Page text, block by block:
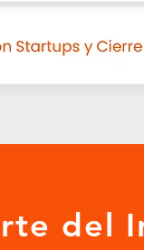
del